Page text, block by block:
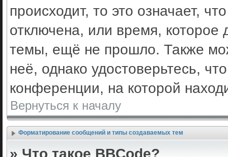
происходит, то это означает,
отключена, или время, которое
темы, ещё не прошло. Также
неё, однако удостоверьтесь,
конференции, на которой
Вернуться к началу
Форматирование сообщений и типы создаваемых тем
» Что такое BBCode?